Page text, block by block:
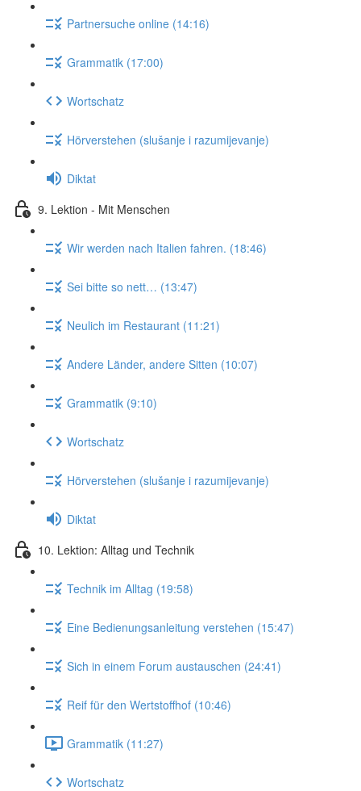
Partnersuche online (14:16)
Grammatik (17:00)
Wortschatz
Hörverstehen (slušanje i razumijevanje)
Diktat
9. Lektion - Mit Menschen
Wir werden nach Italien fahren. (18:46)
Sei bitte so nett… (13:47)
Neulich im Restaurant (11:21)
Andere Länder, andere Sitten (10:07)
Grammatik (9:10)
Wortschatz
Hörverstehen (slušanje i razumijevanje)
Diktat
10. Lektion: Alltag und Technik
Technik im Alltag (19:58)
Eine Bedienungsanleitung verstehen (15:47)
Sich in einem Forum austauschen (24:41)
Reif für den Wertstoffhof (10:46)
Grammatik (11:27)
Wortschatz